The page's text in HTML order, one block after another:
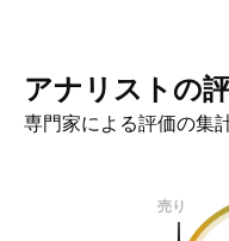
アナリストの
専門家による評価の集
売り